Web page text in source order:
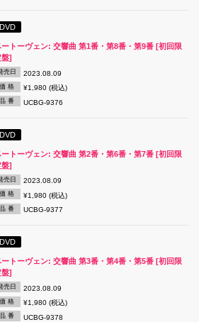
DVD
ートーヴェン: 交響曲 第1番・第8番・第9番 [初回限
盤]
売日 2023.08.09
価 格 ¥1,980 (税込)
品 番 UCBG-9376
DVD
ートーヴェン: 交響曲 第2番・第6番・第7番 [初回限
盤]
売日 2023.08.09
価 格 ¥1,980 (税込)
品 番 UCBG-9377
DVD
ートーヴェン: 交響曲 第3番・第4番・第5番 [初回限
盤]
売日 2023.08.09
価 格 ¥1,980 (税込)
品 番 UCBG-9378